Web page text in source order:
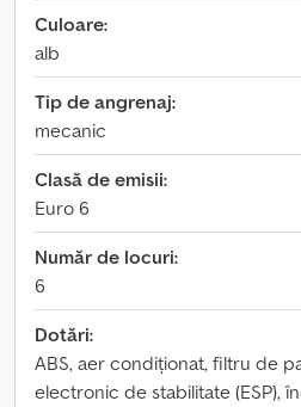
Culoare:
alb
Tip de angrenaj:
mecanic
Clasă de emisii:
Euro 6
Număr de locuri:
6
Dotări:
ABS, aer condiționat, filtru de
electronic de stabilitate (ESP),